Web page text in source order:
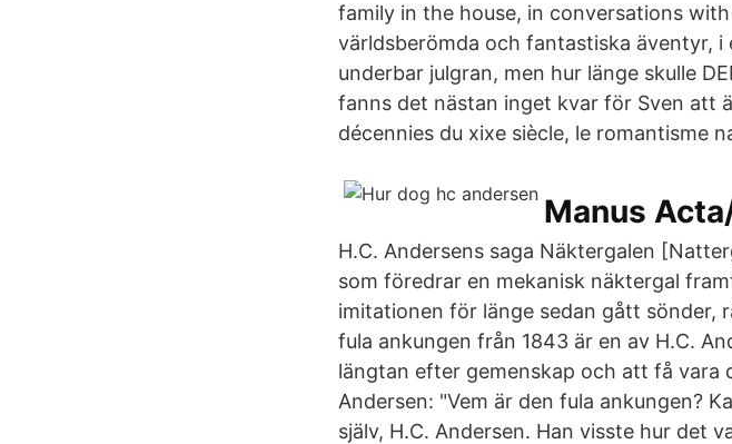
family in the house, in conversations
världsberömda och fantastiska äventyr,
underbar julgran, men hur länge skulle
fanns det nästan inget kvar för Sven att
décennies du xixe siècle, le romantisme
Manus
H.C. Andersens saga Näktergalen
som föredrar en mekanisk näktergal
imitationen för länge sedan gått sönder,
fula ankungen från 1843 är en av H.C.
längtan efter gemenskap och att få vara
Andersen: "Vem är den fula ankungen?
själv, H.C. Andersen. Han visste hur det